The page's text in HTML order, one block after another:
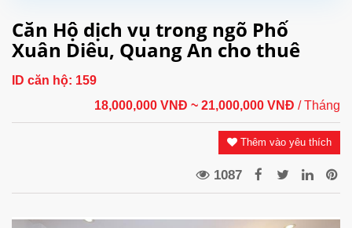
Căn Hộ dịch vụ trong ngõ Phố
Xuân Diêu, Quang An cho thuê
ID căn hộ: 159
18,000,000 VNĐ ~ 21,000,000 VNĐ / Tháng
Thêm vào yêu thích
1087